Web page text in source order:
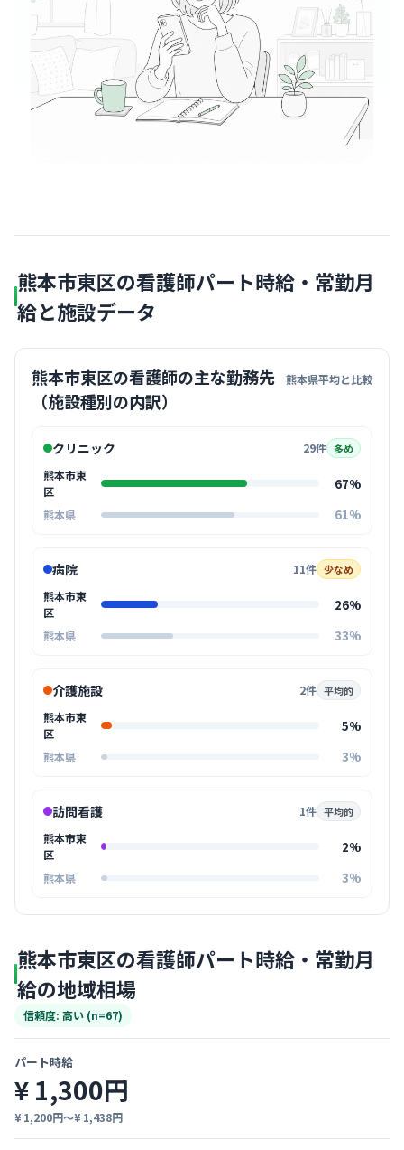
熊本市東区の看護師パート時給・常勤月
給と施設データ
熊本市東区の看護師の主な勤務先
（施設種別の内訳）
熊本県平均と比較
クリニック 29件 多め
熊本市東
区
67%
熊本県 61%
病院 11件 少なめ
熊本市東
区
26%
熊本県 33%
介護施設 2件 平均的
熊本市東
区
5%
熊本県 3%
訪問看護 1件 平均的
熊本市東
区
2%
熊本県 3%
熊本市東区の看護師パート時給・常勤月
給の地域相場
信頼度: 高い (n=67)
パート時給
¥ 1,300円
¥ 1,200円〜¥ 1,438円